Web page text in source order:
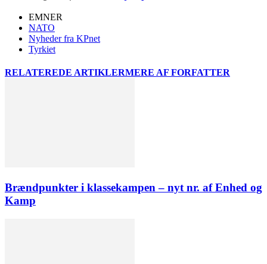
EMNER
NATO
Nyheder fra KPnet
Tyrkiet
RELATEREDE ARTIKLERMERE AF FORFATTER
Brændpunkter i klassekampen – nyt nr. af Enhed og
Kamp